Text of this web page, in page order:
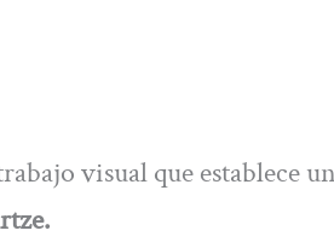
visual que establece